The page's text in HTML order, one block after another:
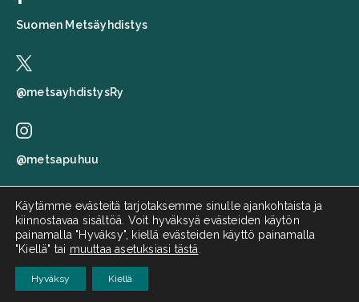
Suomen Metsäyhdistys
@metsayhdistysRy
@metsapuhuu
Suomen metsäyhdistys
Metsä puhuu
Käytämme evästeitä tarjotaksemme sinulle ajankohtaista ja
kiinnostavaa sisältöä. Voit hyväksyä evästeiden käytön
painamalla "Hyväksy", kiellä evästeiden käyttö painamalla
"Kiellä" tai muuttaa asetuksiasi tästä
Hyväksy Kiellä